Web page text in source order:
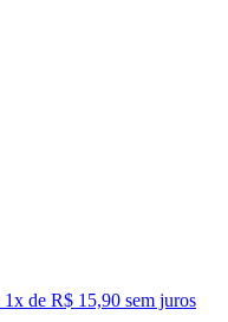
1x de R$ 15,90 sem juros